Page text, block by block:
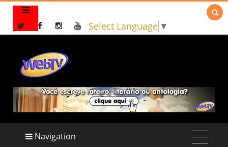
Select Language ▼

Navigation